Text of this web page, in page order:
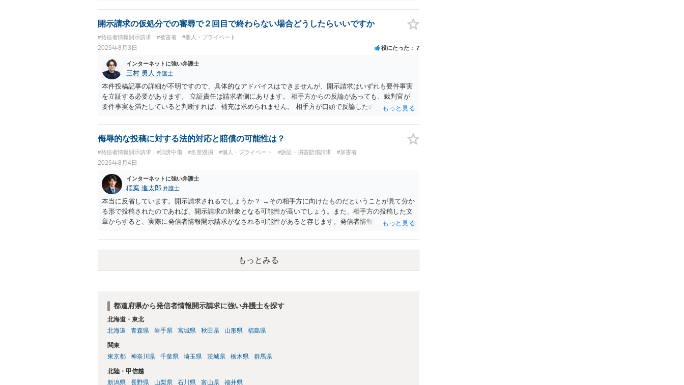
相手に全ての弁護士費用を負担させることは可能でしょうか？ →訴訟外の交渉で相手方が認めれば負担さ
せることができるでしょう。訴訟で判決となった場合は、実際の弁護士費用が認められる場合と認められ
開示請求の仮処分での審尋で２回目で終わらない場合どうしたらいいですか
#発信者情報開示請求 #被害者 #個人・プライベート
2026年8月3日 役にたった 7
インターネットに強い弁護士
三村 勇人 弁護士
本件投稿記事の詳細が不明ですので、具体的なアドバイスはできませんが、開示請求はいずれも要件事実
を立証する必要があります。 立証責任は請求者側にあります。 相手方からの反論があっても、裁判官が
要件事実を満たしていると判断すれば、補充は求められません。 相手方が口頭で反論したのは、仮処分は
はXのため、APのIPアドレスの保存期間の問題もございます。 開示請求は法律知識が不可欠ですが、それ
だけでは足りず、実務を踏まえた方法を選択することが重要です。
侮辱的な投稿に対する法的対応と賠償の可能性は？
#発信者情報開示請求 #誹謗中傷 #名誉毀損 #個人・プライベート #訴訟・損害賠償請求 #加害者
2026年8月4日
インターネットに強い弁護士
稲葉 進太郎 弁護士
本当に反省しています。開示請求されるでしょうか？ →その相手方に向けたものだということが見て分か
る形で投稿されたのであれば、開示請求の対象となる可能性が高いでしょう。また、相手方の投稿した文
章からすると、実際に発信者情報開示請求がなされる可能性があると存じます。発信者情報開示請求が進
カウントの登録メールに意見照会がなされます。 また、された場合賠償金はいくらでしょうか。 →ケー
スバイケースであり、数万円から１００万単位まで様々でしょう。裁判外であれば交渉して相手方の請求
額から減額することを試みることとなるでしょう。もっとみる
都道府県から発信者情報開示請求に強い弁護士を探す
北海道・東北
北海道
青森県 岩手県 宮城県 秋田県 山形県 福島県
関東
東京都
神奈川県 千葉県 埼玉県 茨城県 栃木県 群馬県
北陸・甲信越
新潟県
長野県 山梨県 石川県 富山県 福井県